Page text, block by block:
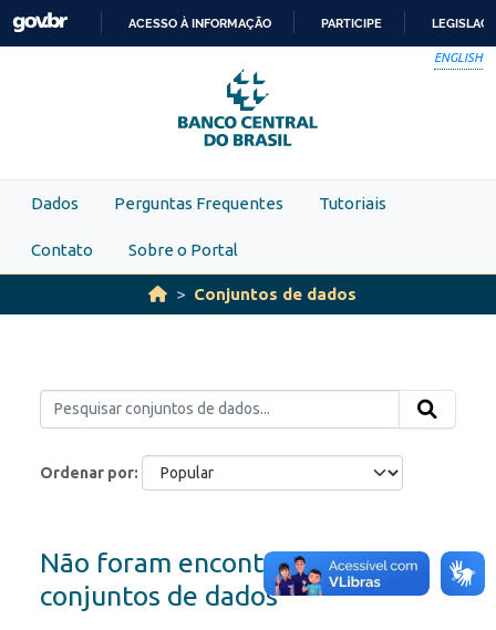
Skip to main content
PARA
O
CONTEÚDO
ACESSO À INFORMAÇÃO PARTICIPE
ENGLISH
Dados Perguntas Frequentes Tutoriais
Contato Sobre o Portal
Conjuntos de dados
Ordenar por
Não foram encontrados
conjuntos de dados